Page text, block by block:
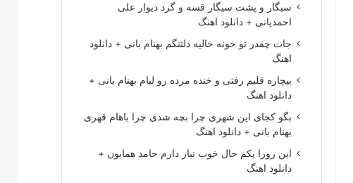
سیگار و پشت سیگار قسه و گرد دیوار علی
احمدیانی + دانلود اهنگ
جات چقدر تو خونه خالیه دلتنگم بهنام بانی + دانلود
اهنگ
بیچاره قلبم رفتی و خنده مرده رو لبام بهنام بانی +
دانلود اهنگ
بگو کجای این شهری چرا بچه شدی چرا باهام قهری
بهنام بانی + دانلود اهنگ
این روزا یکم حال خوب نیاز دارم حامد همایون +
دانلود اهنگ